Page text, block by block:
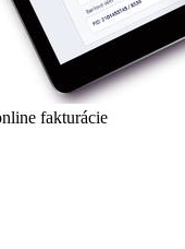
fakturácie